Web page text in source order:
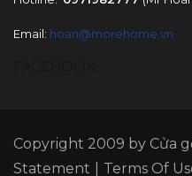
Email: hoan@morehome.vn
Copyright 2009 by Cửa
Statement
Terms Of